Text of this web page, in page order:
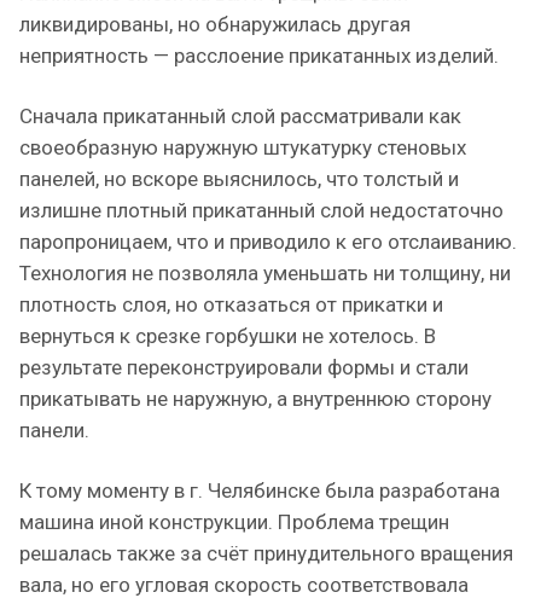
ликвидированы, но обнаружилась другая
неприятность — расслоение прикатанных изделий.
Сначала прикатанный слой рассматривали как
своеобразную наружную штукатурку стеновых
панелей, но вскоре выяснилось, что толстый и
излишне плотный прикатанный слой недостаточно
паропроницаем, что и приводило к его отслаиванию.
Технология не позволяла уменьшать ни толщину, ни
плотность слоя, но отказаться от прикатки и
вернуться к срезке горбушки не хотелось. В
результате переконструировали формы и стали
прикатывать не наружную, а внутреннюю сторону
панели.
К тому моменту в г. Челябинске была разработана
машина иной конструкции. Проблема трещин
решалась также за счёт принудительного вращения
вала, но его угловая скорость соответствовала